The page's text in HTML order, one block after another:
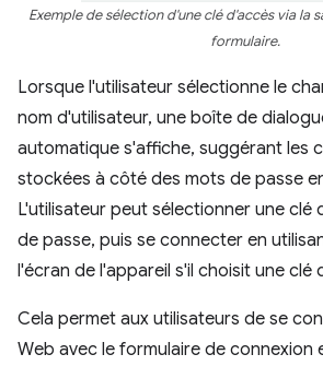
Exemple de sélection d'une clé d'accès via la
formulaire.
Lorsque l'utilisateur sélectionne le
nom d'utilisateur, une boîte de
automatique s'affiche, suggérant les
stockées à côté des mots de passe
L'utilisateur peut sélectionner une clé
de passe, puis se connecter en
l'écran de l'appareil s'il choisit une clé
Cela permet aux utilisateurs de se
Web avec le formulaire de connexion